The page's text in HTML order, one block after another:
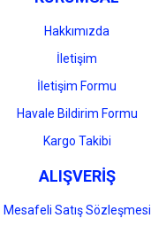
Gönder
Hakkımızda
İletişim
İletişim Formu
Havale Bildirim Formu
Kargo Takibi
ALIŞVERİŞ
Mesafeli Satış Sözleşmesi